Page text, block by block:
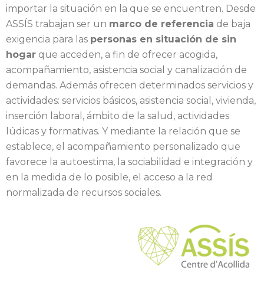
importar la situación en la que se encuentren. Desde
ASSÍS trabajan ser un marco de referencia de baja
exigencia para las personas en situación de sin
hogar que acceden, a fin de ofrecer acogida,
acompañamiento, asistencia social y canalización de
demandas. Además ofrecen determinados servicios y
actividades: servicios básicos, asistencia social, vivienda,
inserción laboral, ámbito de la salud, actividades
lúdicas y formativas. Y mediante la relación que se
establece, el acompañamiento personalizado que
favorece la autoestima, la sociabilidad e integración y
en la medida de lo posible, el acceso a la red
normalizada de recursos sociales.